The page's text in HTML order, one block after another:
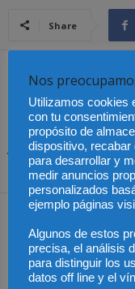
Share
Artículo anterior
El ICAB conmemora
de la Justicia
ofreciendo
jurídico a la
Nos
Utilizamos cookies
con tu
propósito de
dispositivo, recabar
para desarrollar y
medir anuncios
personalizados
ejemplo páginas
Algunos de estos
precisa, el análisis
para distinguir los
datos off line y el